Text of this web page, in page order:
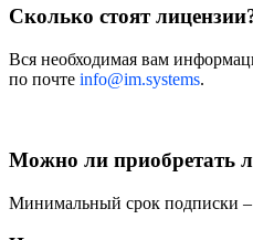
Сколько стоят
Вся необходимая вам
по почте info@im.systems.
Можно ли приобретать
Минимальный срок подписки –